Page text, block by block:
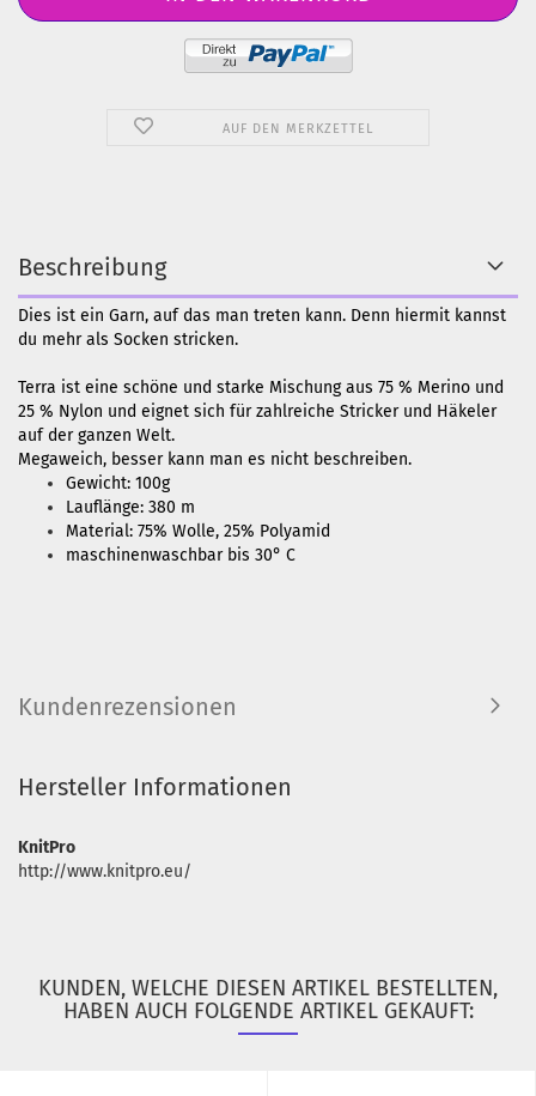
AUF DEN MERKZETTEL
Beschreibung
Dies ist ein Garn, auf das man treten kann. Denn hiermit kannst
du mehr als Socken stricken.
Terra ist eine schöne und starke Mischung aus 75 % Merino und
25 % Nylon und eignet sich für zahlreiche Stricker und Häkeler
auf der ganzen Welt.
Megaweich, besser kann man es nicht beschreiben.
Gewicht: 100g
Lauflänge: 380 m
Material: 75% Wolle, 25% Polyamid
maschinenwaschbar bis 30° C
Kundenrezensionen
Hersteller Informationen
KnitPro
http://www.knitpro.eu/
KUNDEN, WELCHE DIESEN ARTIKEL BESTELLTEN,
HABEN AUCH FOLGENDE ARTIKEL GEKAUFT: